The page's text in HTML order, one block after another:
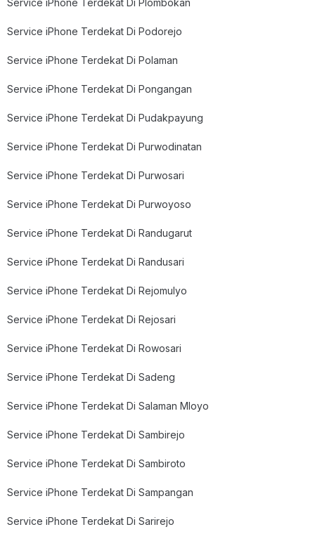
Service iPhone Terdekat Di Plombokan
Service iPhone Terdekat Di Podorejo
Service iPhone Terdekat Di Polaman
Service iPhone Terdekat Di Pongangan
Service iPhone Terdekat Di Pudakpayung
Service iPhone Terdekat Di Purwodinatan
Service iPhone Terdekat Di Purwosari
Service iPhone Terdekat Di Purwoyoso
Service iPhone Terdekat Di Randugarut
Service iPhone Terdekat Di Randusari
Service iPhone Terdekat Di Rejomulyo
Service iPhone Terdekat Di Rejosari
Service iPhone Terdekat Di Rowosari
Service iPhone Terdekat Di Sadeng
Service iPhone Terdekat Di Salaman Mloyo
Service iPhone Terdekat Di Sambirejo
Service iPhone Terdekat Di Sambiroto
Service iPhone Terdekat Di Sampangan
Service iPhone Terdekat Di Sarirejo